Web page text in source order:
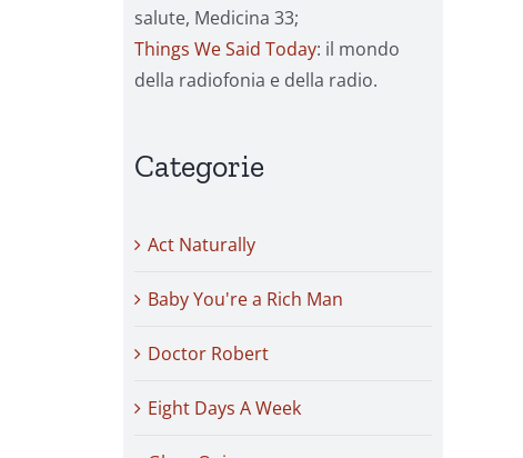
salute, Medicina 33;
Things We Said Today: il mondo
della radiofonia e della radio.
Categorie
Act Naturally
Baby You're a Rich Man
Doctor Robert
Eight Days A Week